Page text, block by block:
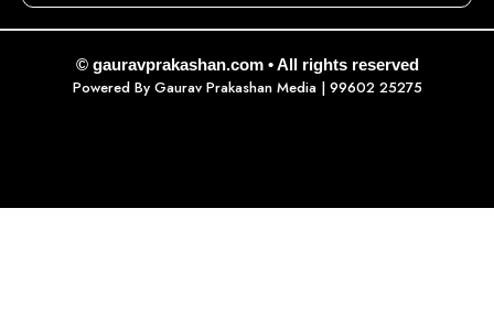
© gauravprakashan.com • All rights reserved
Powered By Gaurav Prakashan Media| 99602 25275